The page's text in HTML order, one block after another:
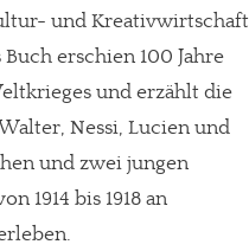
und Kreativwirtschaft
erschien 100 Jahre
und erzählt die
Nessi, Lucien und
und zwei jungen
1914 bis 1918 an